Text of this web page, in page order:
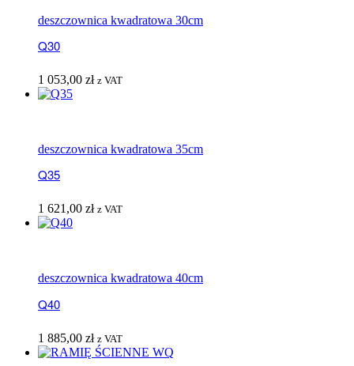
deszczownica kwadratowa 30cm
Q30
1 053,00 zł z VAT
deszczownica kwadratowa 35cm
Q35
1 621,00 zł z VAT
deszczownica kwadratowa 40cm
Q40
1 885,00 zł z VAT